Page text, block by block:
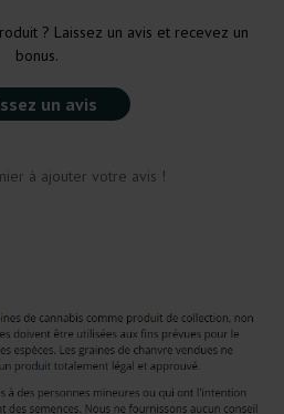
? Laissez un avis et recevez un
bonus.
un avis
à ajouter votre avis !